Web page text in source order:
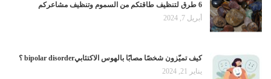
6 طرق لتنظيف طاقتكم من السموم وتنظيف مشاعركم
أبريل 7, 2024
كيف تميّزون شخصًا مصابًا بالهوس الاكتئابيbipolar disorder ؟
يناير 21, 2024